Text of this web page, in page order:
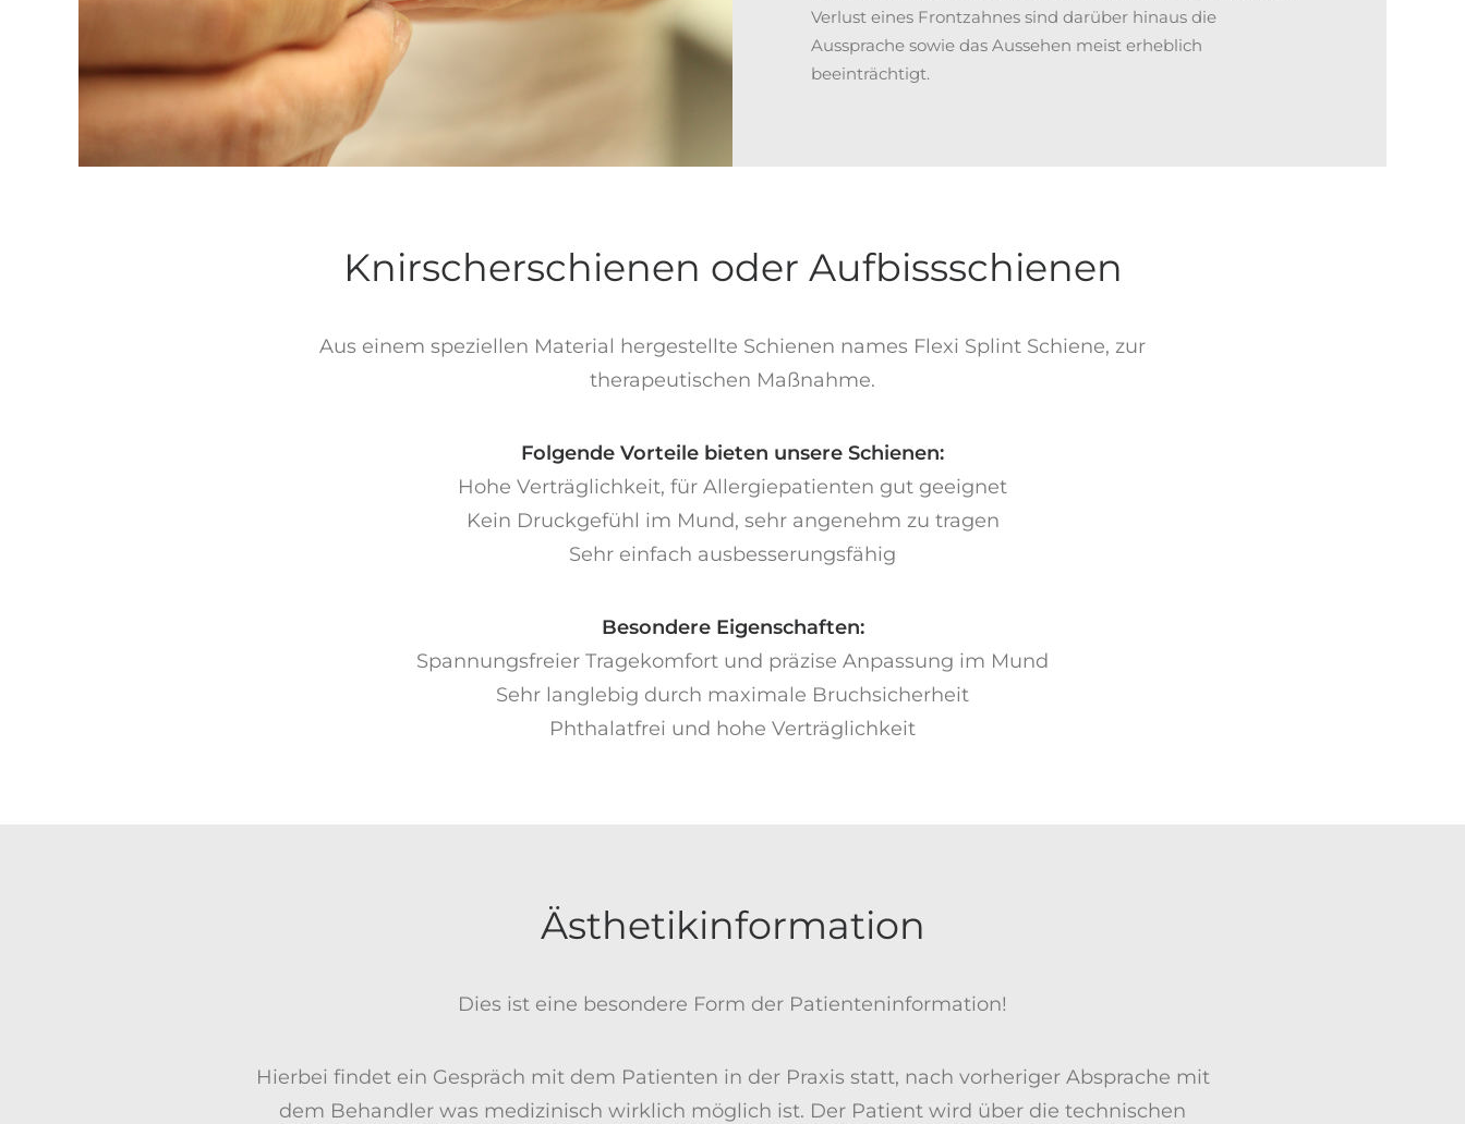
Verlust eines Frontzahnes sind darüber hinaus die
Aussprache sowie das Aussehen meist erheblich
beeinträchtigt.
Knirscherschienen oder Aufbissschienen
Aus einem speziellen Material hergestellte Schienen names Flexi Splint Schiene, zur
therapeutischen Maßnahme.
Folgende Vorteile bieten unsere Schienen:
Hohe Verträglichkeit, für Allergiepatienten gut geeignet
Kein Druckgefühl im Mund, sehr angenehm zu tragen
Sehr einfach ausbesserungsfähig
Besondere Eigenschaften:
Spannungsfreier Tragekomfort und präzise Anpassung im Mund
Sehr langlebig durch maximale Bruchsicherheit
Phthalatfrei und hohe Verträglichkeit
Ästhetikinformation
Dies ist eine besondere Form der Patienteninformation!
Hierbei findet ein Gespräch mit dem Patienten in der Praxis statt, nach vorheriger Absprache mit
dem Behandler was medizinisch wirklich möglich ist. Der Patient wird über die technischen